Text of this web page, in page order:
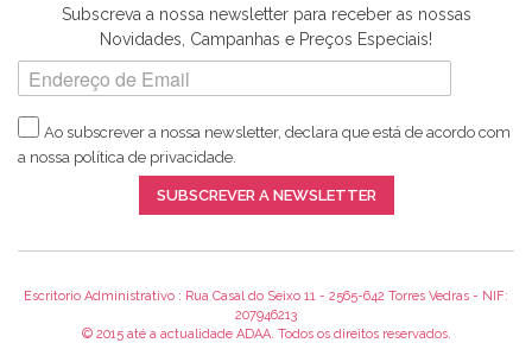
Harita a minha encomenda já chegou. :) Muito obrigada pela
rapidez no envio, pela qualidade dos materiais que me
enviaste e pela simpatia de sempre. :)
Catarina Amaro
5 estrelas. Gosto muito do serviço. A Harita Chotalal é muito
Recomendo.
Subscreva a nossa newsletter para receber as nossas
Novidades, Campanhas e Preços Especiais!
Ao subscrever a nossa newsletter, declara que está de acordo com
a nossa política de privacidade.
SUBSCREVER A NEWSLETTER
Escritorio Administrativo : Rua Casal do Seixo 11 - 2565-642 Torres Vedras - NIF:
207946213
© 2015 até a actualidade ADAA. Todos os direitos reservados.